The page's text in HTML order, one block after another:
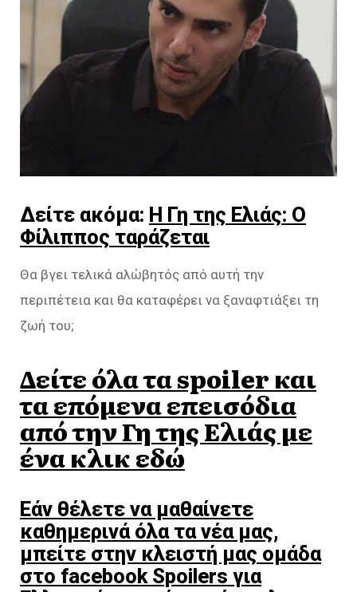
Δείτε ακόμα: Η Γη της Ελιάς: Ο
Φίλιππος ταράζεται
Θα βγει τελικά αλώβητός από αυτή την
περιπέτεια και θα καταφέρει να ξαναφτιάξει τη
ζωή του;
Δείτε όλα τα spoiler και
τα επόμενα επεισόδια
από την Γη της Ελιάς με
ένα κλικ εδώ
Εάν θέλετε να μαθαίνετε
καθημερινά όλα τα νέα μας,
μπείτε στην κλειστή μας ομάδα
στο facebook Spoilers για